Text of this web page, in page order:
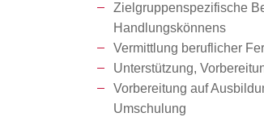
Zielgruppenspezifische
Handlungskönnens
Vermittlung beruflicher
Unterstützung,
Vorbereitung auf
Umschulung